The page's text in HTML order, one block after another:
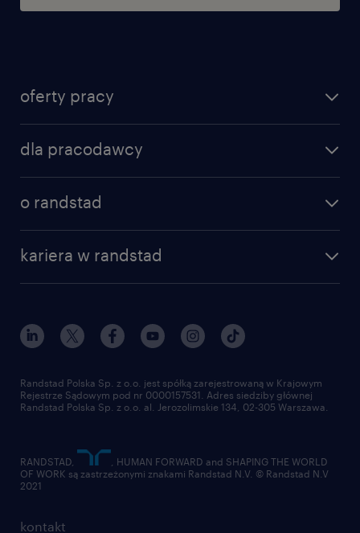
oferty pracy
specjalizacje
praca w amazon
dla pracodawcy
o randstad
dla mediów
dla dostawców
kariera w randstad
nasz świat
pracuj w randstad
złóż CV
kontakt
Randstad Polska Sp. z o.o. jest spółką zarejestrowaną w Krajowym
Rejestrze Sądowym pod nr 0000157531. Adres siedziby głównej
Randstad Polska Sp. z o.o. al. Jerozolimskie 134, 02-305 Warszawa.
RANDSTAD,
, HUMAN FORWARD and SHAPING THE WORLD
OF WORK są zastrzeżonymi znakami Randstad N.V. © Randstad N.V
2021